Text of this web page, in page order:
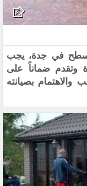
في جدة، يجب
وتقدم ضماناً على
والاهتمام بصيانته